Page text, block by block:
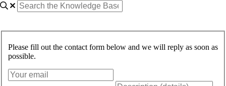
Please fill out the contact form below and we will reply as soon as
possible.